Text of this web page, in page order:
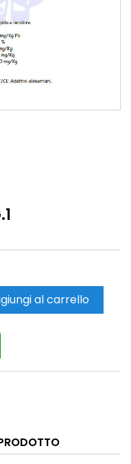
al carrello